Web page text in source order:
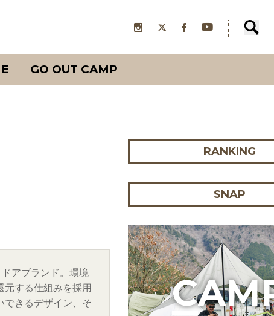
GO OUT CAMP
アブランド。環境
する仕組みを採用
できるデザイン、そ
RANKING
SNAP
C